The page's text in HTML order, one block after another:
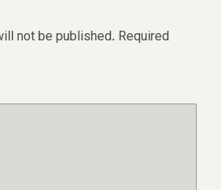
not be published. Required